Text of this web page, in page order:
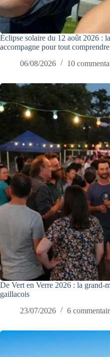
Éclipse solaire du 12 août 2026 :
accompagne pour tout comprendre
06/08/2026
10
De Vert en Verre 2026 : la grand-
gaillacois
23/07/2026
6